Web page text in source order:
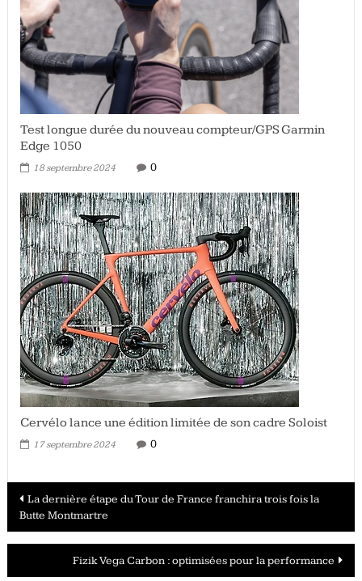
Test longue durée du nouveau compteur/GPS Garmin
Edge 1050
18 septembre 2024 0
Cervélo lance une édition limitée de son cadre Soloist
17 septembre 2024 0
Navigation
des
articles
La dernière étape du Tour de France franchira trois fois la
Butte Montmartre
Fizik Vega Carbon : optimisées pour la performance